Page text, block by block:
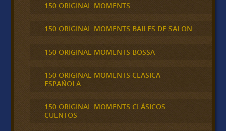
150 ORIGINAL MOMENTS
150 ORIGINAL MOMENTS BAILES DE SALON
150 ORIGINAL MOMENTS BOSSA
150 ORIGINAL MOMENTS CLASICA
ESPAÑOLA
150 ORIGINAL MOMENTS CLÁSICOS
CUENTOS